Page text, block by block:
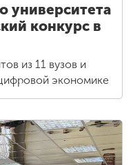
университета
конкурс в
из 11 вузов и
экономике